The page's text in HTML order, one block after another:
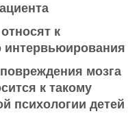
к
интервьюирования
мозга
к такому
психологии детей